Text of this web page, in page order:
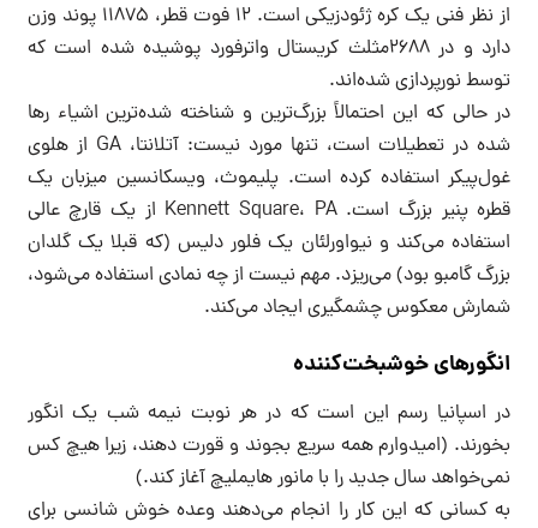
از نظر فنی یک کره ژئودزیکی است. ۱۲ فوت قطر، ۱۱۸۷۵ پوند وزن
دارد و در ۲۶۸۸مثلث کریستال واترفورد پوشیده شده است که
توسط نورپردازی شده‌اند.
در حالی که این احتمالاً بزرگ‌ترین و شناخته شده‌ترین اشیاء رها
شده در تعطیلات است، تنها مورد نیست: آتلانتا، GA از هلوی
غول‌پیکر استفاده کرده است. پلیموث، ویسکانسین میزبان یک
قطره پنیر بزرگ است. Kennett Square، PA از یک قارچ عالی
استفاده می‌کند و نیواورلئان یک فلور دلیس (که قبلا یک گلدان
بزرگ گامبو بود) می‌ریزد. مهم نیست از چه نمادی استفاده می‌شود،
شمارش معکوس چشمگیری ایجاد می‌کند.
انگورهای خوشبخت‌کننده
در اسپانیا رسم این است که در هر نوبت نیمه شب یک انگور
بخورند. (امیدوارم همه سریع بجوند و قورت دهند، زیرا هیچ کس
نمی‌خواهد سال جدید را با مانور هایملیچ آغاز کند.)
به کسانی که این کار را انجام می‌دهند وعده خوش شانسی برای